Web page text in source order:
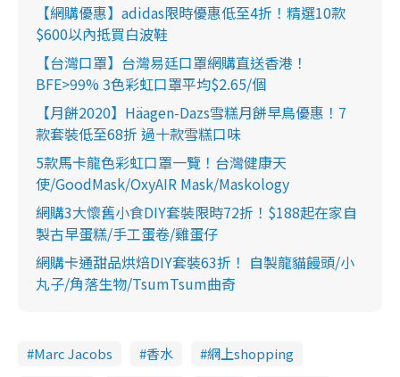
【網購優惠】adidas限時優惠低至4折！精選10款
$600以內抵買白波鞋
【台灣口罩】台灣易廷口罩網購直送香港！
BFE>99% 3色彩虹口罩平均$2.65/個
【月餅2020】Häagen-Dazs雪糕月餅早鳥優惠！7
款套裝低至68折 過十款雪糕口味
5款馬卡龍色彩虹口罩一覽！台灣健康天
使/GoodMask/OxyAIR Mask/Maskology
網購3大懷舊小食DIY套裝限時72折！$188起在家自
製古早蛋糕/手工蛋卷/雞蛋仔
網購卡通甜品烘焙DIY套裝63折！ 自製龍貓饅頭/小
丸子/角落生物/TsumTsum曲奇
Marc Jacobs 香水
網上shopping